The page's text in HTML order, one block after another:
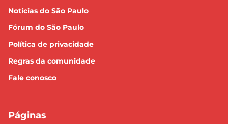
Notícias do São Paulo
Fórum do São Paulo
Política de privacidade
Regras da comunidade
Fale conosco
Páginas